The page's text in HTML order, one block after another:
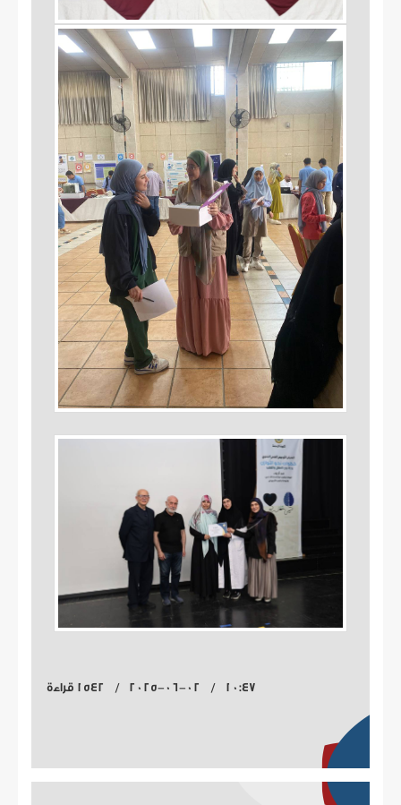
10:47 / 2025-06-02 / 1542 قراءة